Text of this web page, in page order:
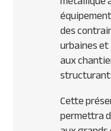
des
urbaines
aux
Cette
permettra